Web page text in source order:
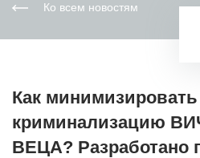
Ко всем новостям
Как минимизировать
криминализацию
ВЕЦА? Разработано